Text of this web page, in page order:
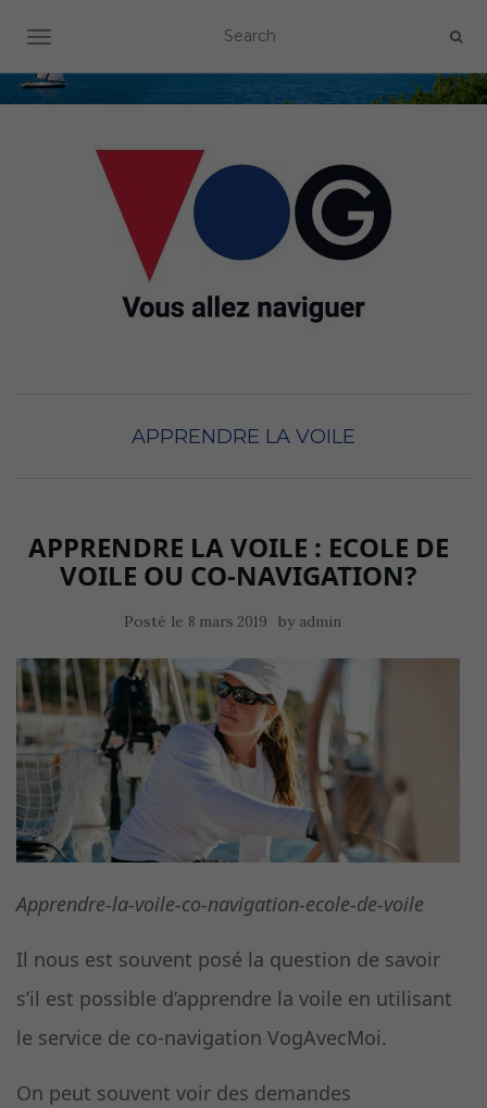
OUVRIR/FERMER LA NAVIGATION
APPRENDRE LA VOILE
APPRENDRE LA VOILE : ECOLE DE
VOILE OU CO-NAVIGATION?
Posté le 8 mars 2019 by admin
Apprendre-la-voile-co-navigation-ecole-de-voile
Il nous est souvent posé la question de savoir
s’il est possible d’apprendre la voile en utilisant
le service de co-navigation VogAvecMoi.
On peut souvent voir des demandes